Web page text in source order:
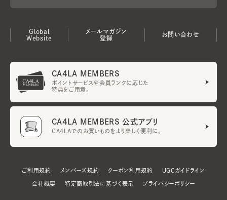
Global
Website
メールマガジン
登録
お問い合わせ
CA4LA MEMBERS
ポイントサービスや会員ランクに応じた
特典をご用意。
CA4LA MEMBERS 公式アプリ
CA4LAでのお買いものをより楽しく便利に。
ご利用規約 メンバーズ規約 クーポン利用規約 UGCガイドライン
会社概要 特定商取引法に基づく表示 プライバシーポリシー